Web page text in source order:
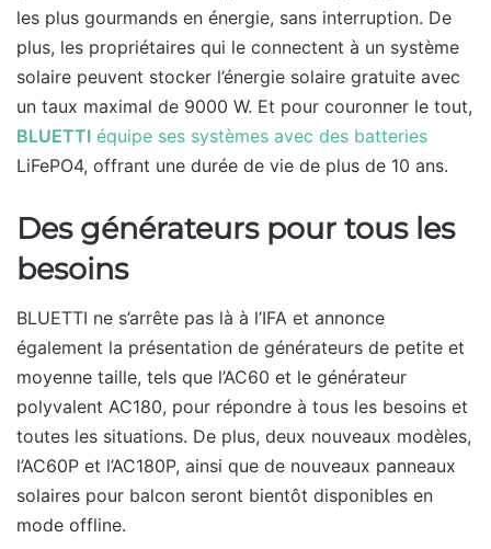
les plus gourmands en énergie, sans interruption. De
plus, les propriétaires qui le connectent à un système
solaire peuvent stocker l’énergie solaire gratuite avec
un taux maximal de 9000 W. Et pour couronner le tout,
BLUETTI équipe ses systèmes avec des batteries
LiFePO4, offrant une durée de vie de plus de 10 ans.
Des générateurs pour tous les
besoins
BLUETTI ne s’arrête pas là à l’IFA et annonce
également la présentation de générateurs de petite et
moyenne taille, tels que l’AC60 et le générateur
polyvalent AC180, pour répondre à tous les besoins et
toutes les situations. De plus, deux nouveaux modèles,
l’AC60P et l’AC180P, ainsi que de nouveaux panneaux
solaires pour balcon seront bientôt disponibles en
mode offline.